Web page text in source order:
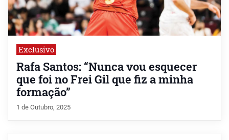
Exclusivo
Rafa Santos: “Nunca vou esquecer
que foi no Frei Gil que fiz a minha
formação”
1 de Outubro, 2025